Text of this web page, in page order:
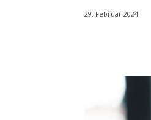
29. Februar 2024